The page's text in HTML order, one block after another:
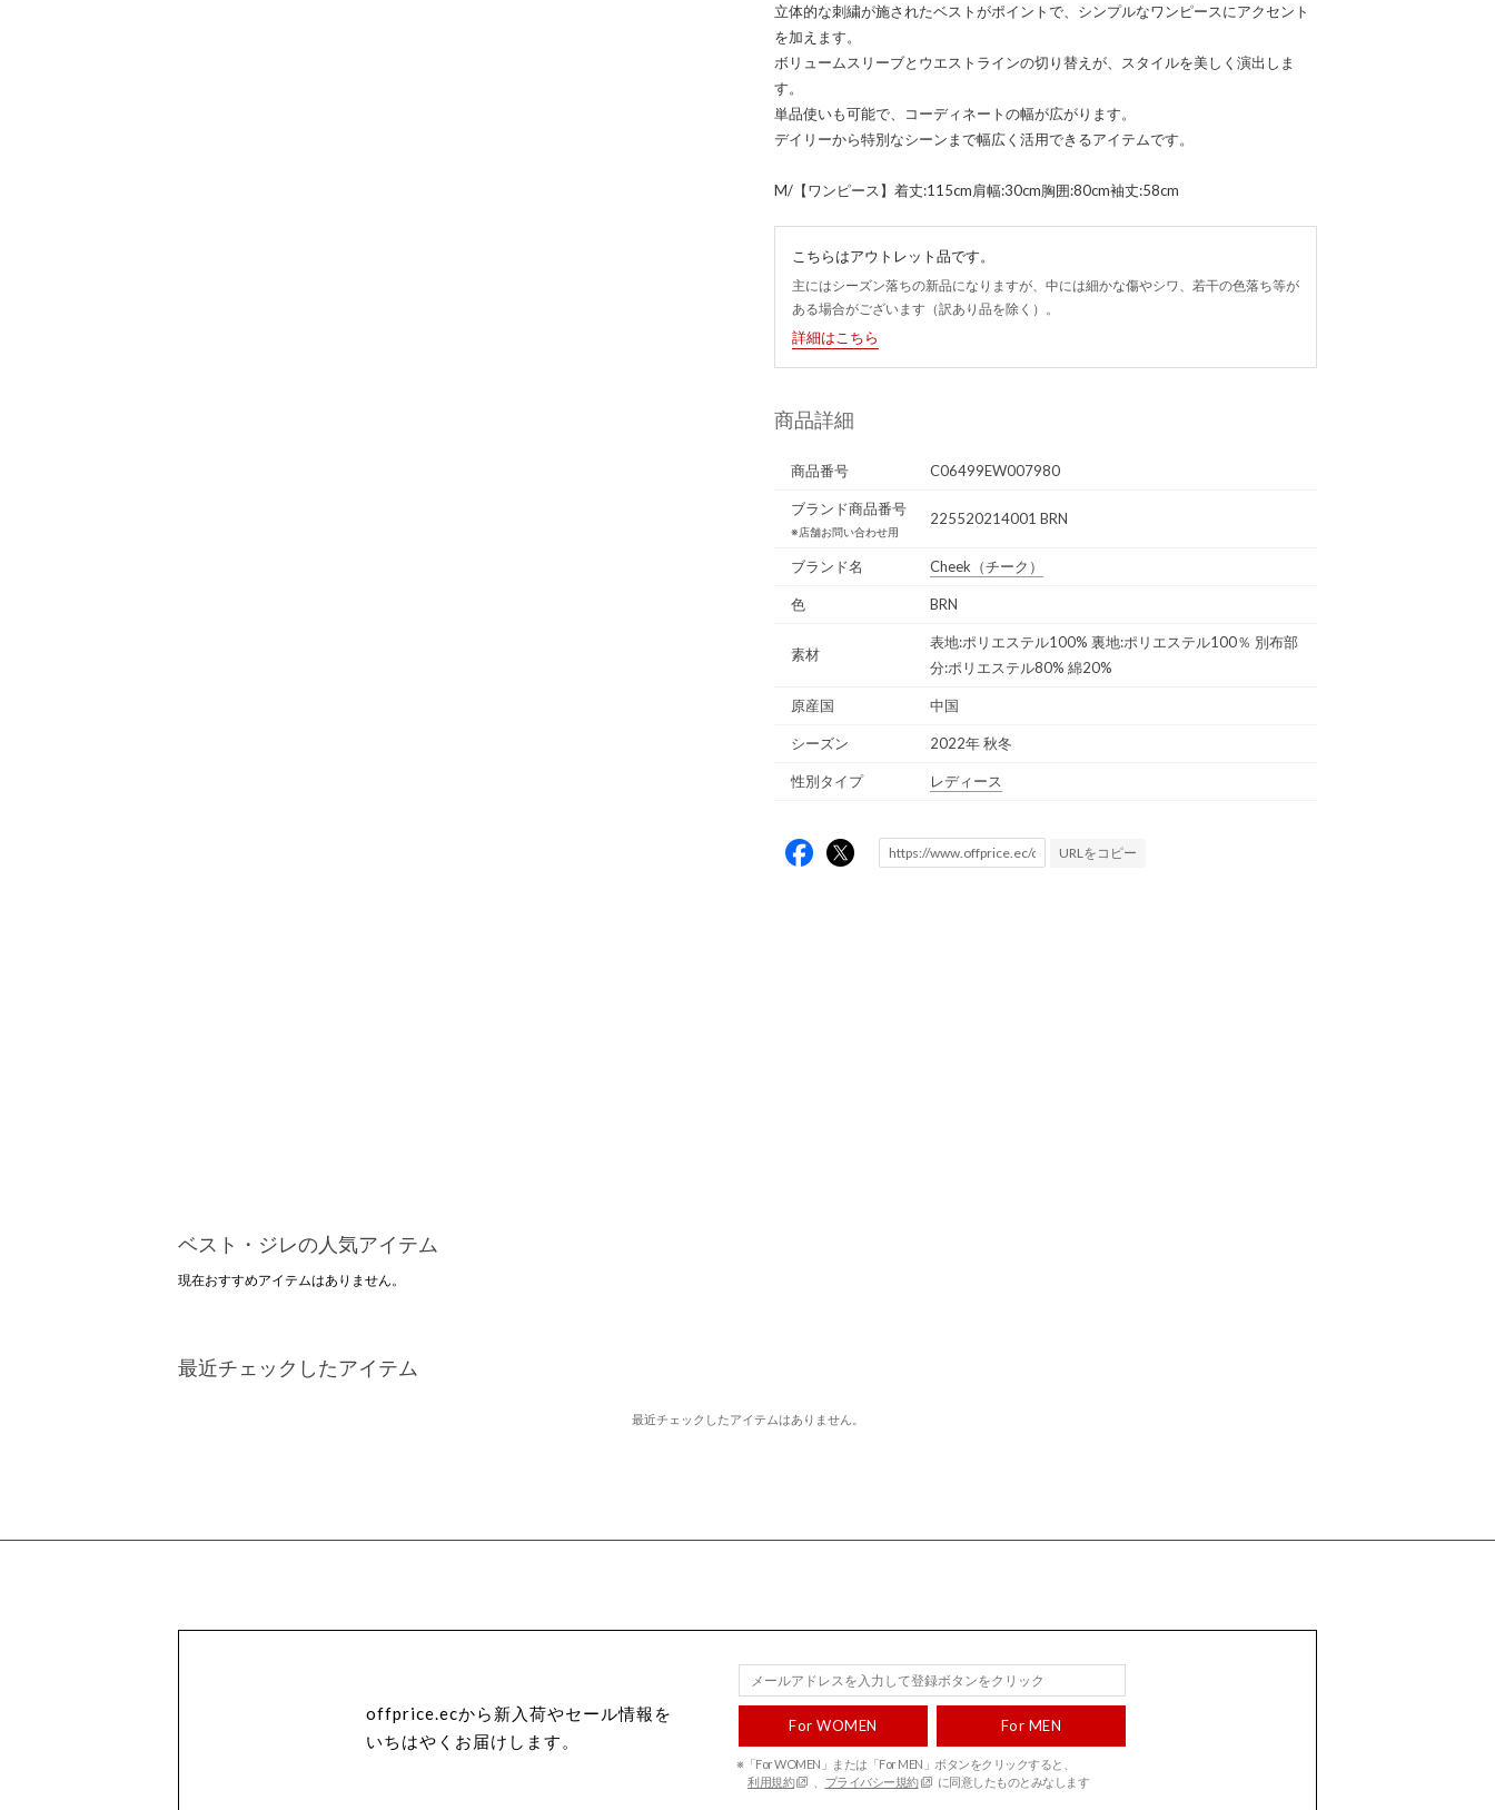
立体的な刺繍が施されたベストがポイントで、シンプルなワンピースにアクセント
を加えます。
ボリュームスリーブとウエストラインの切り替えが、スタイルを美しく演出しま
す。
単品使いも可能で、コーディネートの幅が広がります。
デイリーから特別なシーンまで幅広く活用できるアイテムです。
M/【ワンピース】着丈:115cm肩幅:30cm胸囲:80cm袖丈:58cm
こちらはアウトレット品です。
主にはシーズン落ちの新品になりますが、中には細かな傷やシワ、若干の色落ち等が
ある場合がございます（訳あり品を除く）。
詳細はこちら
商品詳細
商品番号 C06499EW007980
ブランド商品番号
※店舗お問い合わせ用
225520214001 BRN
ブランド名 Cheek （チーク）
色 BRN
素材
表地:ポリエステル100% 裏地:ポリエステル100％ 別布部
分:ポリエステル80% 綿20%
原産国 中国
シーズン 2022年 秋冬
性別タイプ レディース
URLをコピー
ベスト・ジレの人気アイテム
現在おすすめアイテムはありません。
最近チェックしたアイテム
最近チェックしたアイテムはありません。
offprice.ecから新入荷やセール情報を
いちはやくお届けします。
For WOMEN For MEN
※「For WOMEN」または「For MEN」ボタンをクリックすると、
利用規約
プライバシー規約 に同意したものとみなします